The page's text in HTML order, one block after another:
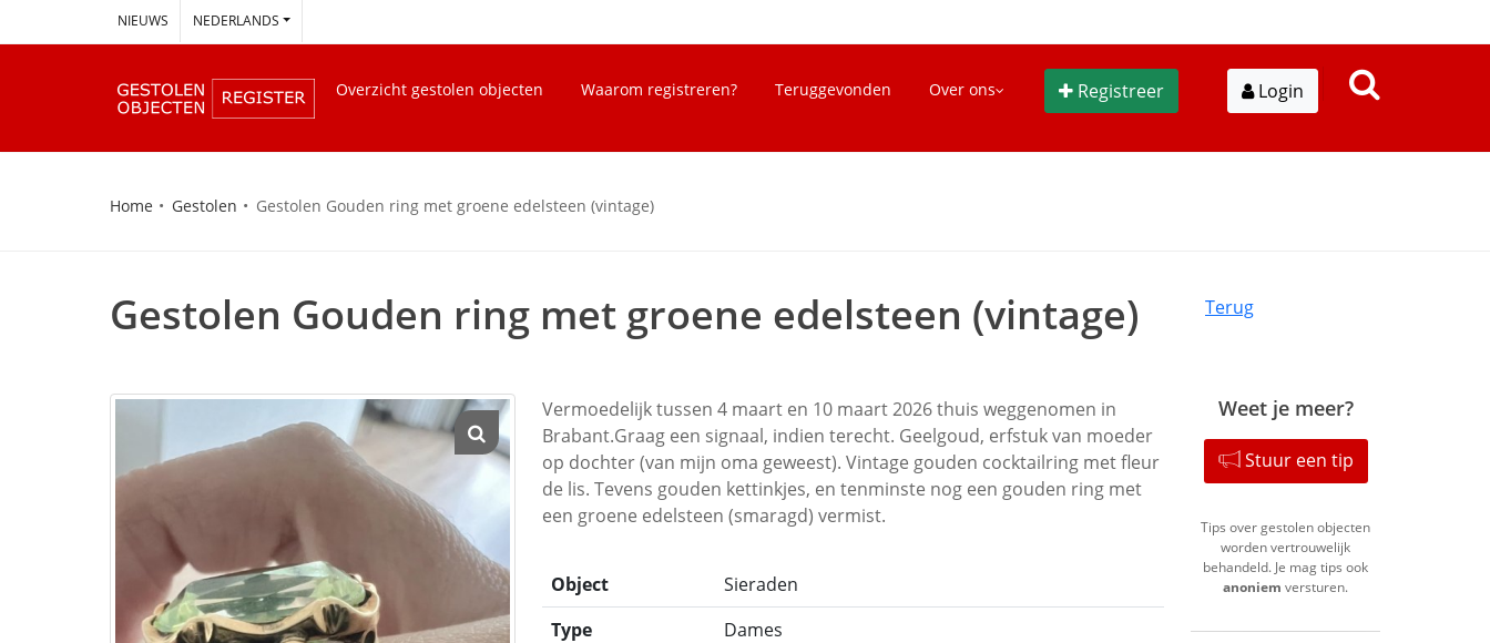
NIEUWS NEDERLANDS
Overzicht gestolen objecten Waarom registreren? Teruggevonden Over ons Registreer Login
Home Gestolen Gestolen Gouden ring met groene edelsteen (vintage)
Gestolen Gouden ring met groene edelsteen (vintage) Terug
Vermoedelijk tussen 4 maart en 10 maart 2026 thuis weggenomen in
Brabant.Graag een signaal, indien terecht. Geelgoud, erfstuk van moeder
op dochter (van mijn oma geweest). Vintage gouden cocktailring met fleur
de lis. Tevens gouden kettinkjes, en tenminste nog een gouden ring met
een groene edelsteen (smaragd) vermist.
Object
Sieraden
Type
Dames
Weet je meer?
Stuur een tip
Tips over gestolen objecten
worden vertrouwelijk
behandeld. Je mag tips ook
anoniem versturen.